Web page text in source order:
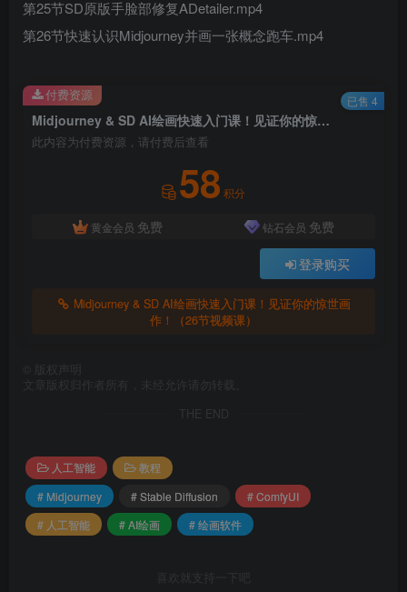
第25节SD原版手脸部修复ADetailer.mp4
第26节快速认识Midjourney并画一张概念跑车.mp4
Midjourney & SD AI绘画快速入门课！见证你的惊世画作！（26节视频课）
此内容为付费资源，请付费后查看
58 积分
黄金会员 免费 钻石会员 免费
登录购买
Midjourney & SD AI绘画快速入门课！见证你的惊世画
作！（26节视频课）
付费资源 已售 4
版权声明
文章版权归作者所有，未经允许请勿转载。
THE END
人工智能
教程
# Midjourney
# Stable Diffusion
# ComfyUI
# 人工智能
# AI绘画 # 绘画软件
喜欢就支持一下吧